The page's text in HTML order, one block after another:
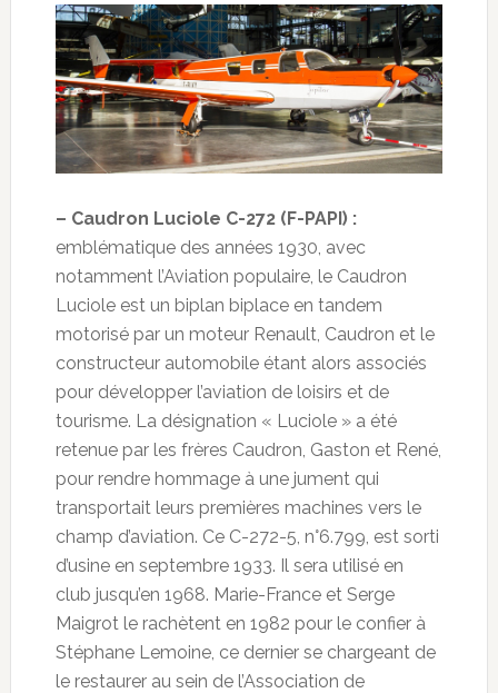
– Caudron Luciole C-272 (F-PAPI) :
emblématique des années 1930, avec
notamment l’Aviation populaire, le Caudron
Luciole est un biplan biplace en tandem
motorisé par un moteur Renault, Caudron et le
constructeur automobile étant alors associés
pour développer l’aviation de loisirs et de
tourisme. La désignation « Luciole » a été
retenue par les frères Caudron, Gaston et René,
pour rendre hommage à une jument qui
transportait leurs premières machines vers le
champ d’aviation. Ce C-272-5, n°6.799, est sorti
d’usine en septembre 1933. Il sera utilisé en
club jusqu’en 1968. Marie-France et Serge
Maigrot le rachètent en 1982 pour le confier à
Stéphane Lemoine, ce dernier se chargeant de
le restaurer au sein de l’Association de